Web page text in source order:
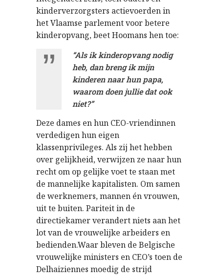
kinderverzorgsters actievoerden in
het Vlaamse parlement voor betere
kinderopvang, beet Hoomans hen toe:
“Als ik kinderopvang nodig
heb, dan breng ik mijn
kinderen naar hun papa,
waarom doen jullie dat ook
niet?”
Deze dames en hun CEO-vriendinnen
verdedigen hun eigen
klassenprivileges. Als zij het hebben
over gelijkheid, verwijzen ze naar hun
recht om op gelijke voet te staan met
de mannelijke kapitalisten. Om samen
de werknemers, mannen én vrouwen,
uit te buiten. Pariteit in de
directiekamer verandert niets aan het
lot van de vrouwelijke arbeiders en
bedienden.Waar bleven de Belgische
vrouwelijke ministers en CEO’s toen de
Delhaiziennes moedig de strijd